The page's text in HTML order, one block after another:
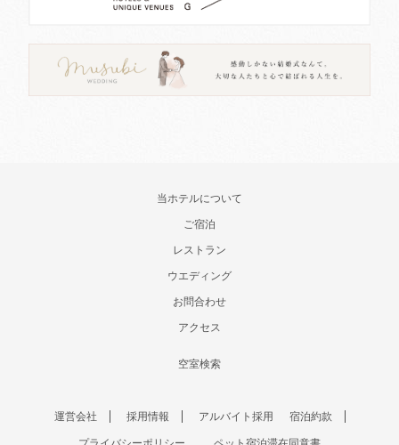
当ホテルについて
ご宿泊
レストラン
ウエディング
お問合わせ
アクセス
空室検索
運営会社 採用情報 アルバイト採用 宿泊約款